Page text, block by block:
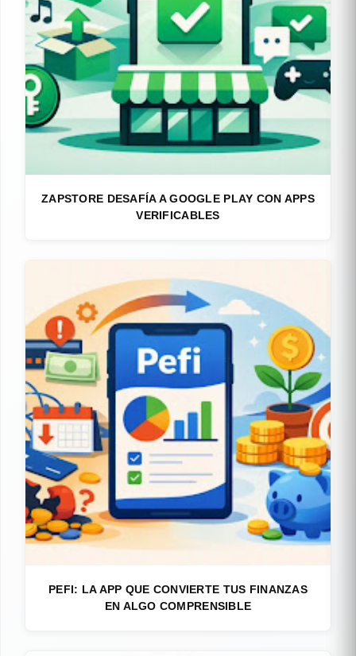
ZAPSTORE DESAFÍA A GOOGLE PLAY CON APPS
VERIFICABLES
PEFI: LA APP QUE CONVIERTE TUS FINANZAS
EN ALGO COMPRENSIBLE